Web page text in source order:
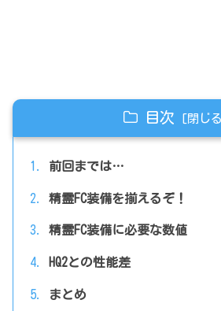
目次
前回までは…
精霊FC装備を揃えるぞ！
精霊FC装備に必要な数値
HQ2との性能差
まとめ